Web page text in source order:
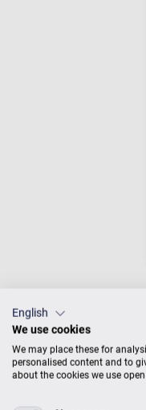
English
We use cookies
We may place these for
personalised content and to
about the cookies we use